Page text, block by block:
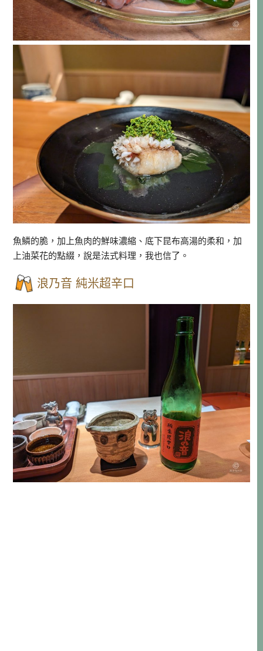
魚鱗的脆，加上魚肉的鮮味濃縮、底下昆布高湯的柔和，加
上油菜花的點綴，說是法式料理，我也信了。
浪乃音 純米超辛口